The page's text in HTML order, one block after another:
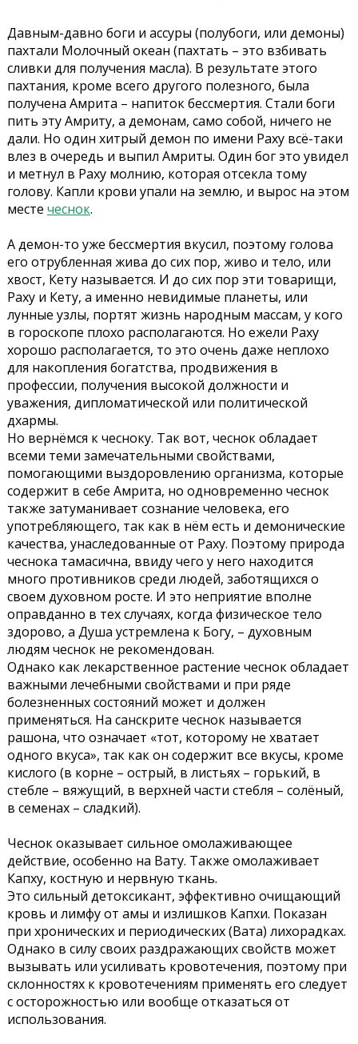
Давным-давно боги и ассуры (полубоги, или демоны)
пахтали Молочный океан (пахтать – это взбивать
сливки для получения масла). В результате этого
пахтания, кроме всего другого полезного, была
получена Амрита – напиток бессмертия. Стали боги
пить эту Амриту, а демонам, само собой, ничего не
дали. Но один хитрый демон по имени Раху всё-таки
влез в очередь и выпил Амриты. Один бог это увидел
и метнул в Раху молнию, которая отсекла тому
голову. Капли крови упали на землю, и вырос на этом
месте чеснок.
А демон-то уже бессмертия вкусил, поэтому голова
его отрубленная жива до сих пор, живо и тело, или
хвост, Кету называется. И до сих пор эти товарищи,
Раху и Кету, а именно невидимые планеты, или
лунные узлы, портят жизнь народным массам, у кого
в гороскопе плохо располагаются. Но ежели Раху
хорошо располагается, то это очень даже неплохо
для накопления богатства, продвижения в
профессии, получения высокой должности и
уважения, дипломатической или политической
дхармы.
Но вернёмся к чесноку. Так вот, чеснок обладает
всеми теми замечательными свойствами,
помогающими выздоровлению организма, которые
содержит в себе Амрита, но одновременно чеснок
также затуманивает сознание человека, его
употребляющего, так как в нём есть и демонические
качества, унаследованные от Раху. Поэтому природа
чеснока тамасична, ввиду чего у него находится
много противников среди людей, заботящихся о
своем духовном росте. И это неприятие вполне
оправданно в тех случаях, когда физическое тело
здорово, а Душа устремлена к Богу, – духовным
людям чеснок не рекомендован.
Однако как лекарственное растение чеснок обладает
важными лечебными свойствами и при ряде
болезненных состояний может и должен
применяться. На санскрите чеснок называется
рашона, что означает «тот, которому не хватает
одного вкуса», так как он содержит все вкусы, кроме
кислого (в корне – острый, в листьях – горький, в
стебле – вяжущий, в верхней части стебля – солёный,
в семенах – сладкий).
Чеснок оказывает сильное омолаживающее
действие, особенно на Вату. Также омолаживает
Капху, костную и нервную ткань.
Это сильный детоксикант, эффективно очищающий
кровь и лимфу от амы и излишков Капхи. Показан
при хронических и периодических (Вата) лихорадках.
Однако в силу своих раздражающих свойств может
вызывать или усиливать кровотечения, поэтому при
склонностях к кровотечениям применять его следует
с осторожностью или вообще отказаться от
использования.